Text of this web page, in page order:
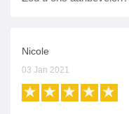
Nicole
03 Jan 2021